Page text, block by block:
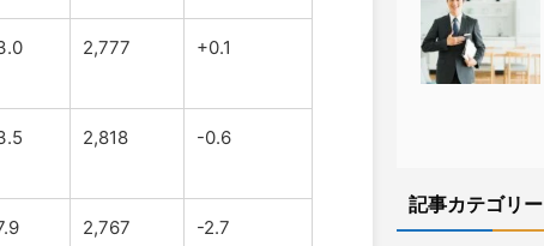
2,777 +0.1
2,818 -0.6
2,767 -2.7
記事カテゴリー